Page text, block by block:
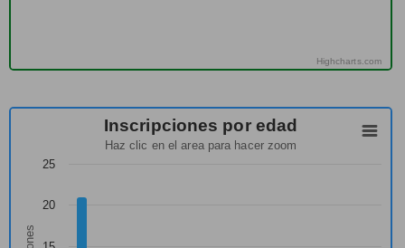
Highcharts.com
Inscripciones por edad
Haz clic en el area para hacer zoom
20
25